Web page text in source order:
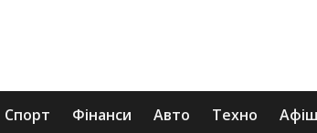
Спорт Фінанси Авто Техно